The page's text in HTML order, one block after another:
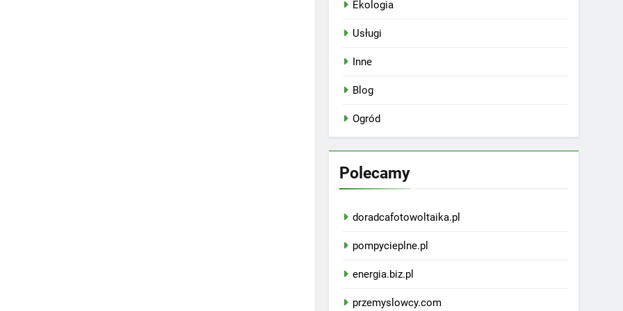
Ekologia
Usługi
Inne
Blog
Ogród
Polecamy
doradcafotowoltaika.pl
pompycieplne.pl
energia.biz.pl
przemyslowcy.com